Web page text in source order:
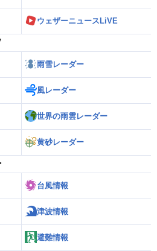
ウェザーニュースLiVE
雨雪レーダー
風レーダー
世界の雨雲レーダー
黄砂レーダー
台風情報
津波情報
避難情報